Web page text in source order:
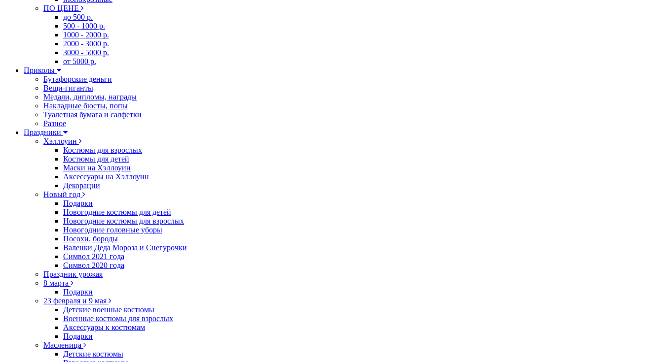
ПО ЦЕНЕ
до 500 р.
500 - 1000 р.
1000 - 2000 р.
2000 - 3000 р.
3000 - 5000 р.
от 5000 р.
Приколы
Бутафорские деньги
Вещи-гиганты
Медали, дипломы, награды
Накладные бюсты, попы
Туалетная бумага и салфетки
Разное
Праздники
Хэллоуин
Костюмы для взрослых
Костюмы для детей
Маски на Хэллоуин
Аксессуары на Хэллоуин
Декорации
Новый год
Подарки
Новогодние костюмы для детей
Новогодние костюмы для взрослых
Новогодние головные уборы
Посохи, бороды
Валенки Деда Мороза и Снегурочки
Символ 2021 года
Символ 2020 года
Праздник урожая
8 марта
Подарки
23 февраля и 9 мая
Детские военные костюмы
Военные костюмы для взрослых
Аксессуары к костюмам
Подарки
Масленица
Детские костюмы